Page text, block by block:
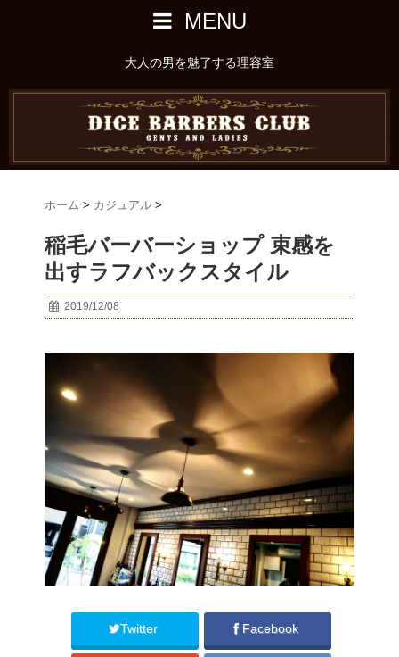
MENU
大人の男を魅了する理容室
ホーム > カジュアル >
稲毛バーバーショップ 束感を
出すラフバックスタイル
2019/12/08
Twitter Facebook